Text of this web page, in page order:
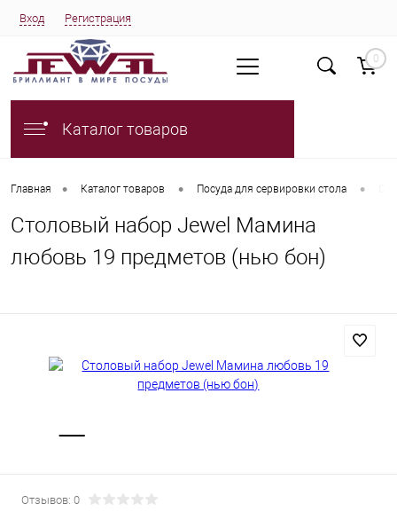
Вход Регистрация
0
Каталог товаров
Главная • Каталог товаров • Посуда для сервировки стола •
Столовый набор Jewel Мамина
любовь 19 предметов (нью бон)
Отзывов: 0